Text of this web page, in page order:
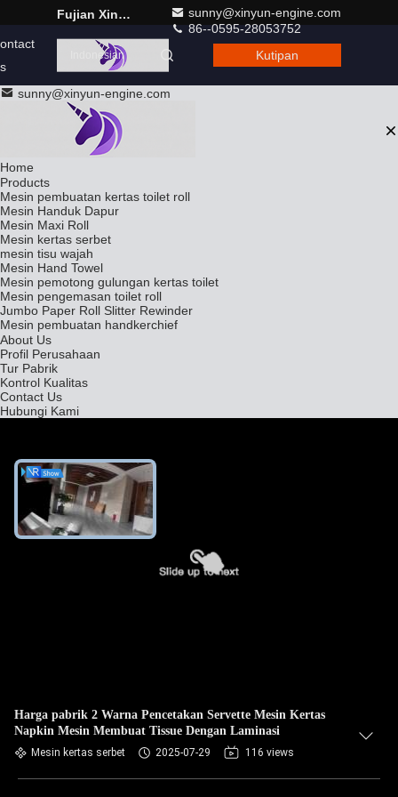
Fujian Xinyun Machinery Development Co., Ltd.
sunny@xinyun-engine.com
86--0595-28053752
Indonesian Kutipan
sunny@xinyun-engine.com
Home
Products
Mesin pembuatan kertas toilet roll
Mesin Handuk Dapur
Mesin Maxi Roll
Mesin kertas serbet
mesin tisu wajah
Mesin Hand Towel
Mesin pemotong gulungan kertas toilet
Mesin pengemasan toilet roll
Jumbo Paper Roll Slitter Rewinder
Mesin pembuatan handkerchief
About Us
Profil Perusahaan
Tur Pabrik
Kontrol Kualitas
Contact Us
Hubungi Kami
Harga pabrik 2 Warna Pencetakan Servette Mesin Kertas
Napkin Mesin Membuat Tissue Dengan Laminasi
Mesin kertas serbet 2025-07-29 116 views